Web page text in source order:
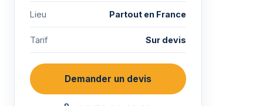
Lieu Partout en France
Tarif Sur devis
Demander un devis